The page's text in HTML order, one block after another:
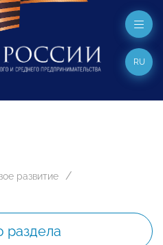
RU
развитие